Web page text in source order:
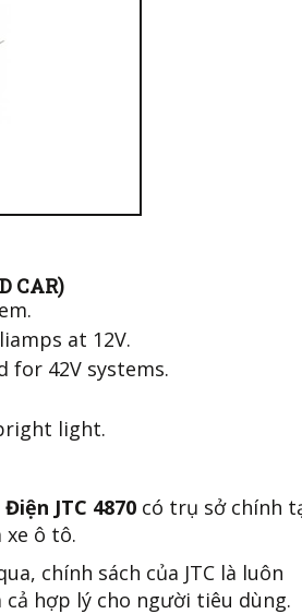
CAR)
at 12V.
42V systems.
light.
JTC 4870 có trụ sở chính
xe ô tô.
chính sách của JTC là luôn
hợp lý cho người tiêu dùng.